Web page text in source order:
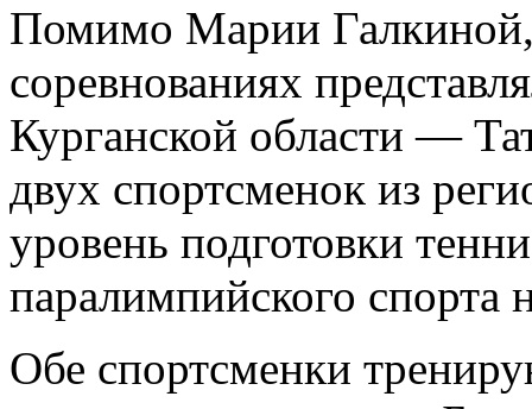
Помимо Марии Галкиной,
соревнованиях
Курганской области —
двух спортсменок из
уровень подготовки
паралимпийского спорта
Обе спортсменки